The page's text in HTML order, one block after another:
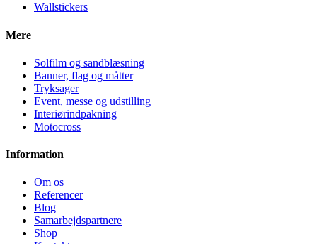
Wallstickers
Mere
Solfilm og sandblæsning
Banner, flag og måtter
Tryksager
Event, messe og udstilling
Interiørindpakning
Motocross
Information
Om os
Referencer
Blog
Samarbejdspartnere
Shop